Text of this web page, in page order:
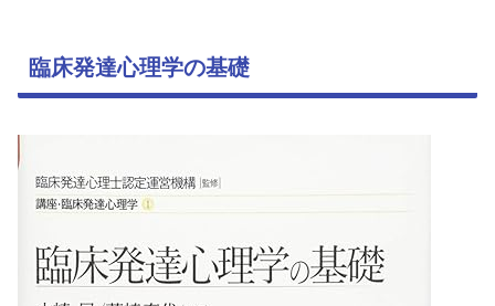
臨床発達心理学の基礎